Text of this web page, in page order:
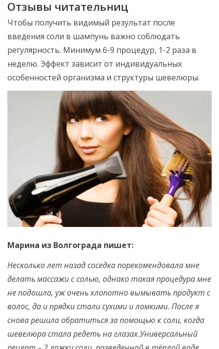
Отзывы читательниц
Чтобы получить видимый результат после
введения соли в шампунь важно соблюдать
регулярность. Минимум 6-9 процедур, 1-2 раза в
неделю. Эффект зависит от индивидуальных
особенностей организма и структуры шевелюры.
Марина из Волгограда пишет:
Несколько лет назад соседка порекомендовала мне
делать массажи с солью, однако такая процедура мне
не подошла, уж очень хлопотно вымывать продукт с
волос, да и прядки стали сухими и ломкими. После я
снова решила обратиться за помощью к соли, когда
шевелюра стала редеть на глазах.Универсальный